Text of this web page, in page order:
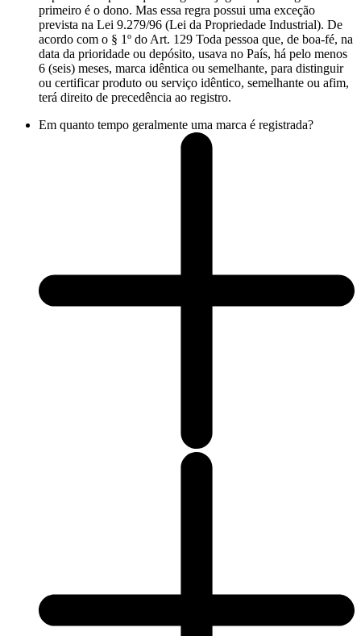
primeiro é o dono. Mas essa regra possui uma exceção
prevista na Lei 9.279/96 (Lei da Propriedade Industrial). De
acordo com o § 1º do Art. 129 Toda pessoa que, de boa-fé, na
data da prioridade ou depósito, usava no País, há pelo menos
6 (seis) meses, marca idêntica ou semelhante, para distinguir
ou certificar produto ou serviço idêntico, semelhante ou afim,
terá direito de precedência ao registro.
Em quanto tempo geralmente uma marca é registrada?